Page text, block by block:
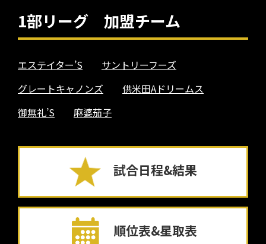
1部リーグ 加盟チーム
エステイター’S
サントリーフーズ
グレートキャノンズ
供米田Aドリームス
御無礼’S
麻婆茄子
試合日程&結果
順位表&星取表